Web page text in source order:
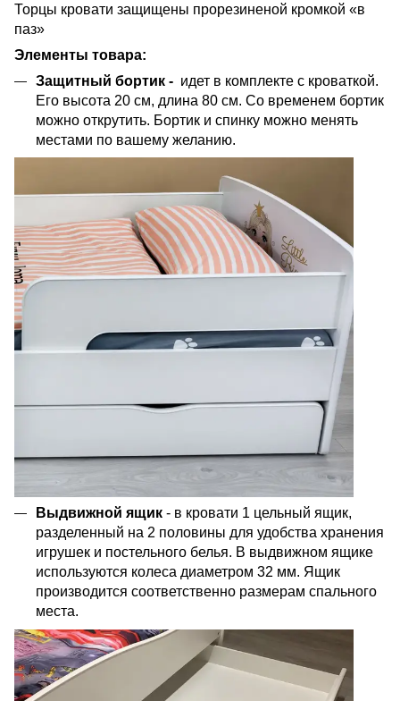
Торцы кровати защищены прорезиненой кромкой «в
паз»
Элементы товара:
Защитный бортик - идет в комплекте с кроваткой.
Его высота 20 см, длина 80 см. Со временем бортик
можно открутить. Бортик и спинку можно менять
местами по вашему желанию.
Выдвижной ящик - в кровати 1 цельный ящик,
разделенный на 2 половины для удобства хранения
игрушек и постельного белья. В выдвижном ящике
используются колеса диаметром 32 мм. Ящик
производится соответственно размерам спального
места.